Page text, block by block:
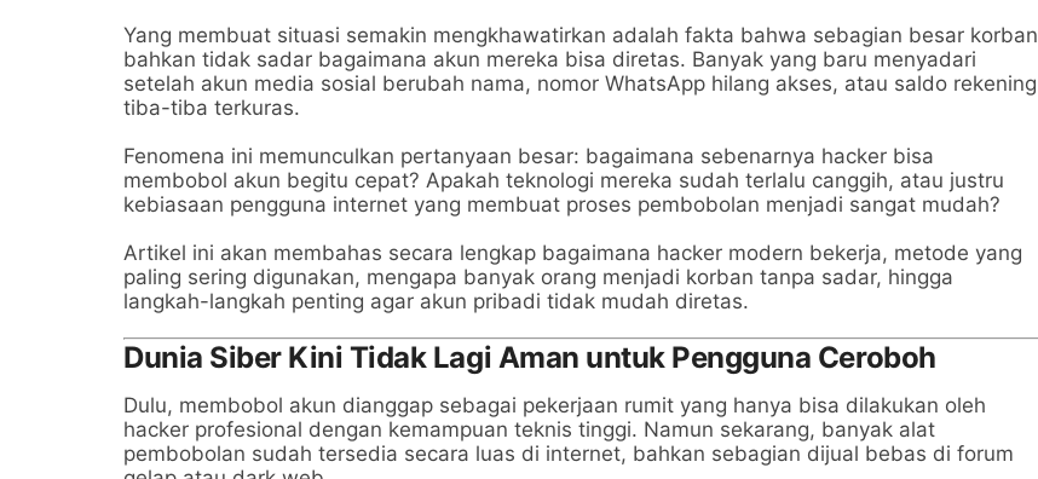
Yang membuat situasi semakin mengkhawatirkan adalah fakta bahwa sebagian besar korban
bahkan tidak sadar bagaimana akun mereka bisa diretas. Banyak yang baru menyadari
setelah akun media sosial berubah nama, nomor WhatsApp hilang akses, atau saldo rekening
tiba-tiba terkuras.
Fenomena ini memunculkan pertanyaan besar: bagaimana sebenarnya hacker bisa
membobol akun begitu cepat? Apakah teknologi mereka sudah terlalu canggih, atau justru
kebiasaan pengguna internet yang membuat proses pembobolan menjadi sangat mudah?
Artikel ini akan membahas secara lengkap bagaimana hacker modern bekerja, metode yang
paling sering digunakan, mengapa banyak orang menjadi korban tanpa sadar, hingga
langkah-langkah penting agar akun pribadi tidak mudah diretas.
Dunia Siber Kini Tidak Lagi Aman untuk Pengguna Ceroboh
Dulu, membobol akun dianggap sebagai pekerjaan rumit yang hanya bisa dilakukan oleh
hacker profesional dengan kemampuan teknis tinggi. Namun sekarang, banyak alat
pembobolan sudah tersedia secara luas di internet, bahkan sebagian dijual bebas di forum